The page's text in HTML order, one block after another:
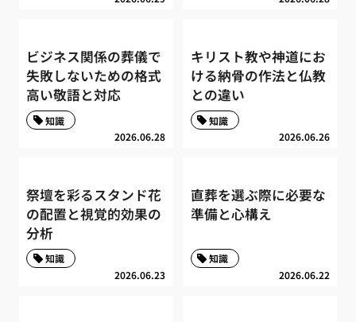
ビジネス関係の葬儀で
失敗しないための格式
高い敬語と対応
2026.06.28
知識
キリスト教や神道にお
ける納骨の作法と仏教
との違い
2026.06.26
知識
祭壇を彩るスタンド花
の配置と視覚的効果の
分析
2026.06.23
知識
直葬を選ぶ際に必要な
準備と心構え
2026.06.22
知識